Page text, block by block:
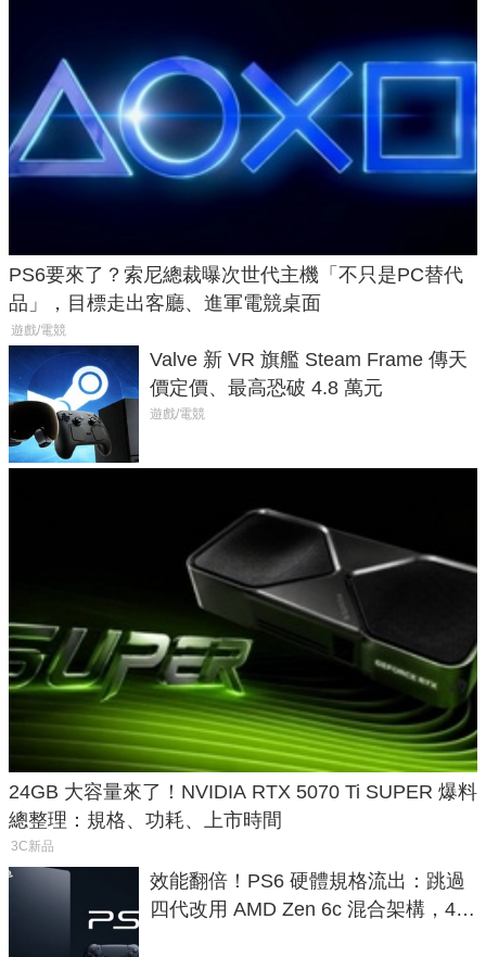
PS6要來了？索尼總裁曝次世代主機「不只是PC替代
品」，目標走出客廳、進軍電競桌面
遊戲/電競
Valve 新 VR 旗艦 Steam Frame 傳天
價定價、最高恐破 4.8 萬元
遊戲/電競
24GB 大容量來了！NVIDIA RTX 5070 Ti SUPER 爆料
總整理：規格、功耗、上市時間
3C新品
效能翻倍！PS6 硬體規格流出：跳過
四代改用 AMD Zen 6c 混合架構，4K